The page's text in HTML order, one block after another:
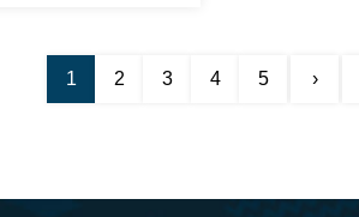
1 2 3 4 5 ›